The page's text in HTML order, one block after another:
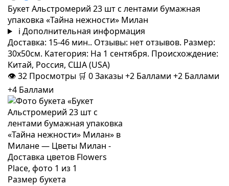
Букет Альстромерий 23 шт с лентами бумажная
упаковка «Тайна нежности» Милан
i Дополнительная информация
Доставка: 15-46 мин.. Отзывы: нет отзывов. Размер:
30x50см. Категория: На 1 сентября. Происхождение:
Китай, Россия, США (USA)
👁32 Просмотры 🛒 0Заказы+2 Баллами +2 Баллами
+4 Баллами
Размер букета